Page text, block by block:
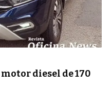
diesel de 170